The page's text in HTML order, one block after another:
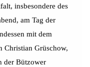
insbesondere des
am Tag der
mit dem
Christian Grüschow,
der Bützower